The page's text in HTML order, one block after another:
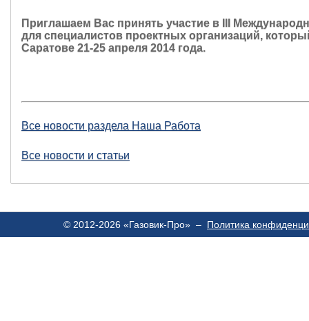
Приглашаем Вас принять участие в III
для специалистов проектных организаций,
Саратове 21-25 апреля 2014 года.
Все новости раздела Наша Работа
Все новости и статьи
© 2012-2026 «Газовик-Про» – Политика